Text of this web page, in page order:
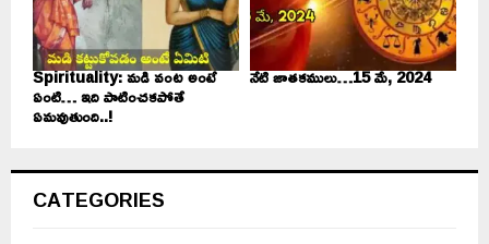
Spirituality: మడి వంట అంటే
ఏంటి… ఇది పాటించకపోతే
ఏమవుతుంది..!
నేటి జాతకములు…15 మే, 2024
CATEGORIES